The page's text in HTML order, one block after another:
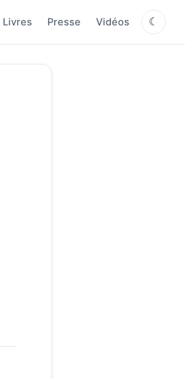
Livres Presse Vidéos ☾